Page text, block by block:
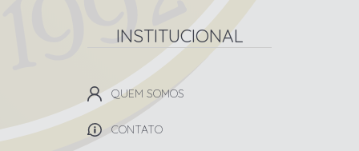
INSTITUCIONAL
QUEM SOMOS
CONTATO